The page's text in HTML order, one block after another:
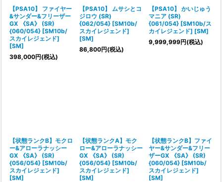
【PSA10】 ファイヤー
&サンダー&フリーザー
GX 《SA》 (SR)
{060/054} [SM10b/
スカイレジェンド]
[SM]
398,000円(税込)
【PSA10】 ムサシとコ
ジロウ (SR)
{062/054} [SM10b/
スカイレジェンド]
[SM]
86,800円(税込)
【PSA10】 かいじゅう
マニア (SR)
{061/054} [SM10b/ス
カイレジェンド] [SM]
9,999,999円(税込)
【状態ランクB】モクロ
ー&アローラナッシー
GX 《SA》 (SR)
{056/054} [SM10b/
スカイレジェンド]
[SM]
【状態ランクA】モク
ロー&アローラナッシー
GX 《SA》 (SR)
{056/054} [SM10b/
スカイレジェンド]
[SM]
【状態ランクB】ファイ
ヤー&サンダー&フリー
ザーGX 《SA》 (SR)
{060/054} [SM10b/
スカイレジェンド]
[SM]